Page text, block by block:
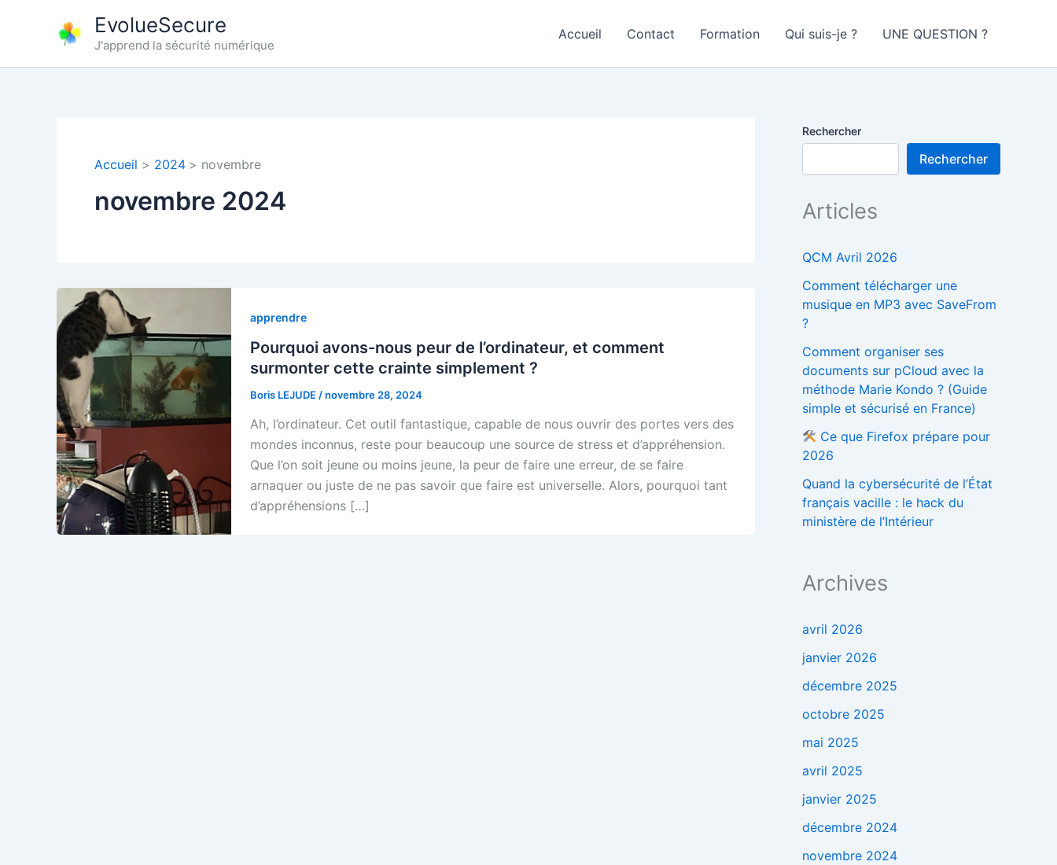
EvolueSecure
J'apprend la sécurité numérique
Accueil Contact Formation Qui suis-je ? UNE QUESTION ?
Accueil 2024 novembre
novembre 2024
apprendre
Pourquoi avons-nous peur de l’ordinateur, et comment
surmonter cette crainte simplement ?
Boris LEJUDE /novembre 28, 2024
Ah, l’ordinateur. Cet outil fantastique, capable de nous ouvrir des portes vers des
mondes inconnus, reste pour beaucoup une source de stress et d’appréhension.
Que l’on soit jeune ou moins jeune, la peur de faire une erreur, de se faire
arnaquer ou juste de ne pas savoir que faire est universelle. Alors, pourquoi tant
d’appréhensions […]
Rechercher
Rechercher
Articles
QCM Avril 2026
Comment télécharger une
musique en MP3 avec SaveFrom
?
Comment organiser ses
documents sur pCloud avec la
méthode Marie Kondo ? (Guide
simple et sécurisé en France)
Ce que Firefox prépare pour
2026
Quand la cybersécurité de l’État
français vacille : le hack du
ministère de l’Intérieur
Archives
avril 2026
janvier 2026
décembre 2025
octobre 2025
mai 2025
avril 2025
janvier 2025
décembre 2024
novembre 2024